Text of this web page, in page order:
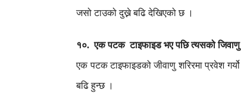
जसोटाउकोदुख्नेबढिदेखिएकोछ ।
१०.एकपटक टाइफाइडभएपछित्यसकोजिवाणु
एकपटकटाइफाइडको जीवाणु शरिरमाप्रवेशगर्यो
बढिहुन्छ ।